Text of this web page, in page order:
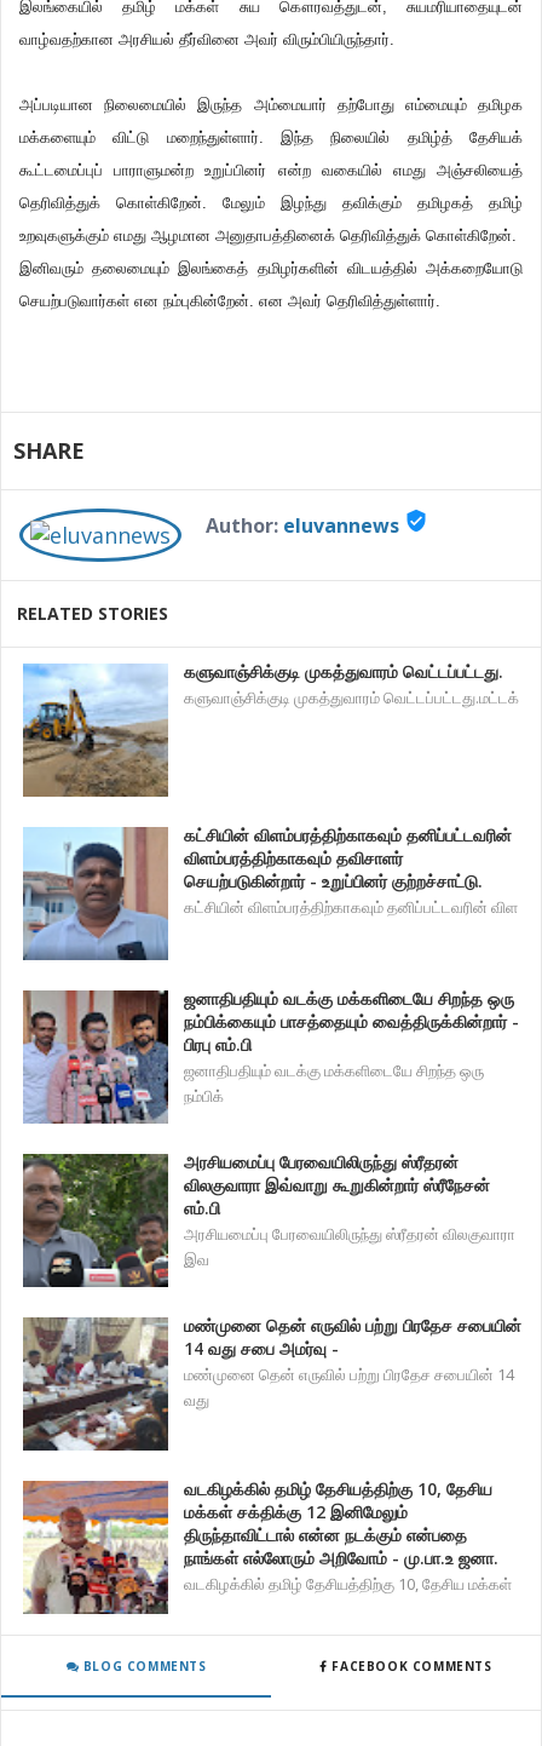
இலங்கையில் தமிழ் மக்கள் சுய கௌரவத்துடன், சுயமரியாதையுடன்
வாழ்வதற்கான அரசியல் தீர்வினை அவர் விரும்பியிருந்தார்.
அப்படியான நிலைமையில் இருந்த அம்மையார் தற்போது எம்மையும் தமிழக
மக்களையும் விட்டு மறைந்துள்ளார். இந்த நிலையில் தமிழ்த் தேசியக்
கூட்டமைப்புப் பாராளுமன்ற உறுப்பினர் என்ற வகையில் எமது அஞ்சலியைத்
தெரிவித்துக் கொள்கிறேன். மேலும் இழந்து தவிக்கும் தமிழகத் தமிழ்
உறவுகளுக்கும் எமது ஆழமான அனுதாபத்தினைக் தெரிவித்துக் கொள்கிறேன்.
இனிவரும் தலைமையும் இலங்கைத் தமிழர்களின் விடயத்தில் அக்கறையோடு
செயற்படுவார்கள் என நம்புகின்றேன். என அவர் தெரிவித்துள்ளார்.
SHARE
Author: eluvannews verified_user
RELATED STORIES
களுவாஞ்சிக்குடி முகத்துவாரம் வெட்டப்பட்டது.
களுவாஞ்சிக்குடி முகத்துவாரம் வெட்டப்பட்டது.மட்டக்
கட்சியின் விளம்பரத்திற்காகவும் தனிப்பட்டவரின்
விளம்பரத்திற்காகவும் தவிசாளர்
செயற்படுகின்றார் - உறுப்பினர் குற்றச்சாட்டு.
கட்சியின் விளம்பரத்திற்காகவும் தனிப்பட்டவரின் விள
ஜனாதிபதியும் வடக்கு மக்களிடையே சிறந்த ஒரு
நம்பிக்கையும் பாசத்தையும் வைத்திருக்கின்றார் -
பிரபு எம்.பி
ஜனாதிபதியும் வடக்கு மக்களிடையே சிறந்த ஒரு
நம்பிக்
அரசியமைப்பு பேரவையிலிருந்து ஸ்ரீதரன்
விலகுவாரா இவ்வாறு கூறுகின்றார் ஸ்ரீநேசன்
எம்.பி
அரசியமைப்பு பேரவையிலிருந்து ஸ்ரீதரன் விலகுவாரா
இவ
மண்முனை தென் எருவில் பற்று பிரதேச சபையின்
14 வது சபை அமர்வு -
மண்முனை தென் எருவில் பற்று பிரதேச சபையின் 14
வது
வடகிழக்கில் தமிழ் தேசியத்திற்கு 10, தேசிய
மக்கள் சக்திக்கு 12 இனிமேலும்
திருந்தாவிட்டால் என்ன நடக்கும் என்பதை
நாங்கள் எல்லோரும் அறிவோம் - மு.பா.உ ஜனா.
வடகிழக்கில் தமிழ் தேசியத்திற்கு 10, தேசிய மக்கள்
BLOG COMMENTS FACEBOOK COMMENTS